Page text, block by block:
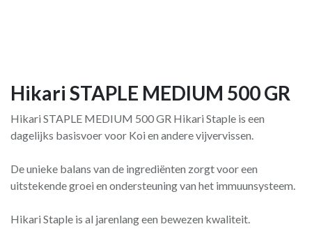
Hikari STAPLE MEDIUM 500 GR
Hikari STAPLE MEDIUM 500 GR Hikari Staple is een
dagelijks basisvoer voor Koi en andere vijvervissen.
De unieke balans van de ingrediënten zorgt voor een
uitstekende groei en ondersteuning van het immuunsysteem.
Hikari Staple is al jarenlang een bewezen kwaliteit.